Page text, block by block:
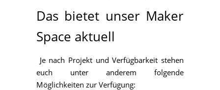
Das bietet unser Maker
Space aktuell
Je nach Projekt und Verfügbarkeit stehen
euch unter anderem folgende
Möglichkeiten zur Verfügung: